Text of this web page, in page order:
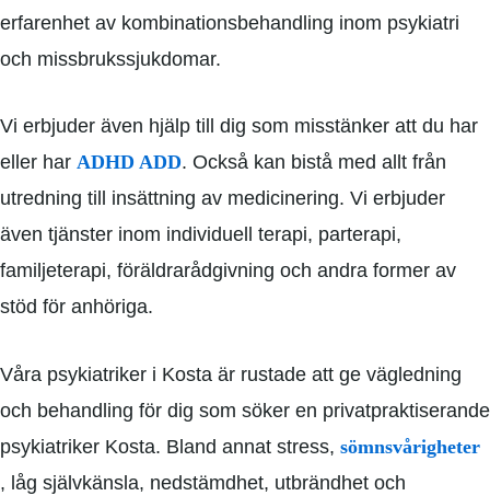
erfarenhet av kombinationsbehandling inom psykiatri
och missbrukssjukdomar.
Vi erbjuder även hjälp till dig som misstänker att du har
eller har ADHD ADD. Också kan bistå med allt från
utredning till insättning av medicinering. Vi erbjuder
även tjänster inom individuell terapi, parterapi,
familjeterapi, föräldrarådgivning och andra former av
stöd för anhöriga.
Våra psykiatriker i Kosta är rustade att ge vägledning
och behandling för dig som söker en privatpraktiserande
psykiatriker Kosta. Bland annat stress, sömnsvårigheter
, låg självkänsla, nedstämdhet, utbrändhet och